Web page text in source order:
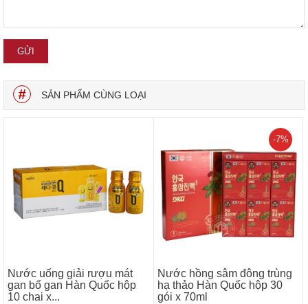
SẢN PHẨM CÙNG LOẠI
Nước uống giải rượu mát
gan bổ gan Hàn Quốc hộp
10 chai x...
Nước hồng sâm đông trùng
hạ thảo Hàn Quốc hộp 30
gói x 70ml
-7%